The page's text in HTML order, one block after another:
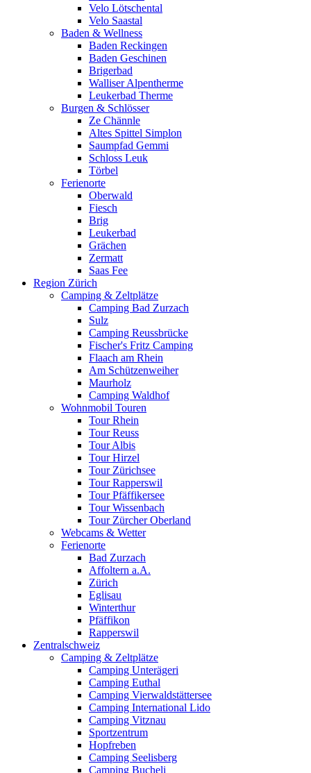
Velo Lötschental
Velo Saastal
Baden & Wellness
Baden Reckingen
Baden Geschinen
Brigerbad
Walliser Alpentherme
Leukerbad Therme
Burgen & Schlösser
Ze Chännle
Altes Spittel Simplon
Saumpfad Gemmi
Schloss Leuk
Törbel
Ferienorte
Oberwald
Fiesch
Brig
Leukerbad
Grächen
Zermatt
Saas Fee
Region Zürich
Camping & Zeltplätze
Camping Bad Zurzach
Sulz
Camping Reussbrücke
Fischer's Fritz Camping
Flaach am Rhein
Am Schützenweiher
Maurholz
Camping Waldhof
Wohnmobil Touren
Tour Rhein
Tour Reuss
Tour Albis
Tour Hirzel
Tour Zürichsee
Tour Rapperswil
Tour Pfäffikersee
Tour Wissenbach
Tour Zürcher Oberland
Webcams & Wetter
Ferienorte
Bad Zurzach
Affoltern a.A.
Zürich
Eglisau
Winterthur
Pfäffikon
Rapperswil
Zentralschweiz
Camping & Zeltplätze
Camping Unterägeri
Camping Euthal
Camping Vierwaldstättersee
Camping International Lido
Camping Vitznau
Sportzentrum
Hopfreben
Camping Seelisberg
Camping Bucheli